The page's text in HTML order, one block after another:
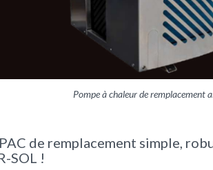
Pompe à chaleur de remplacement
de remplacement simple,
SOL !